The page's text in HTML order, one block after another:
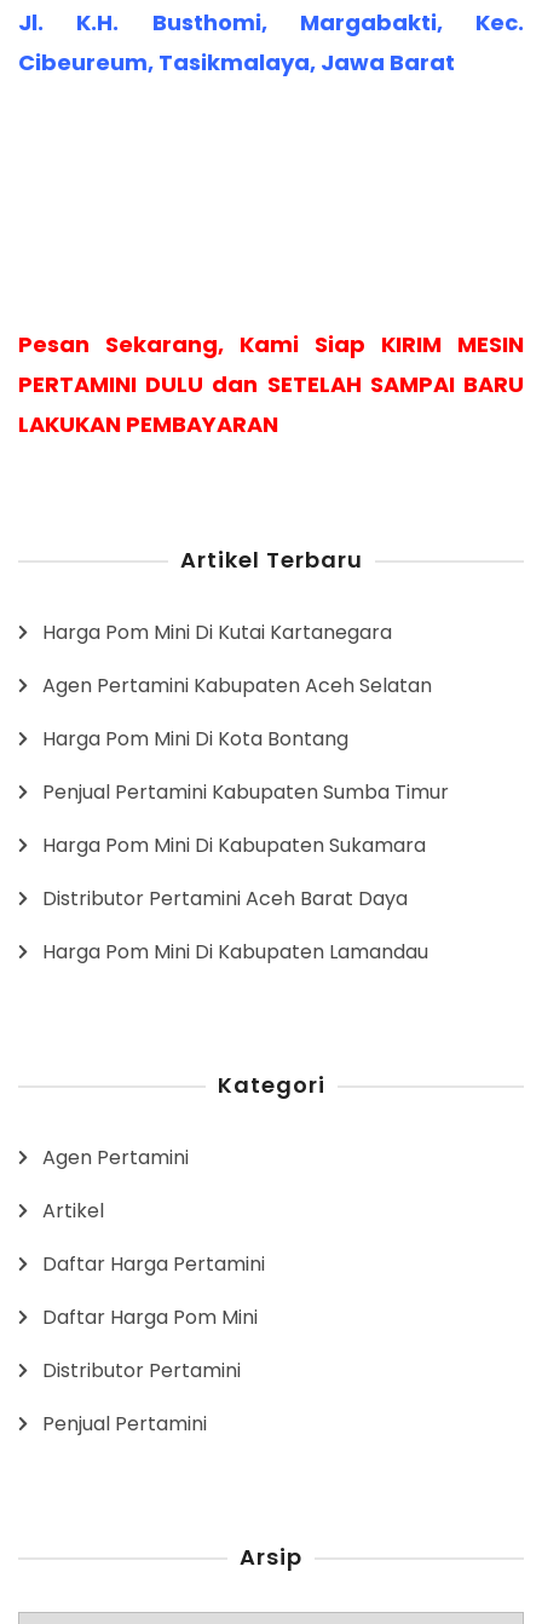
Jl. K.H. Busthomi, Margabakti, Kec.
Cibeureum, Tasikmalaya, Jawa Barat
Pesan Sekarang, Kami Siap KIRIM MESIN
PERTAMINI DULU dan SETELAH SAMPAI BARU
LAKUKAN PEMBAYARAN
Artikel Terbaru
Harga Pom Mini Di Kutai Kartanegara
Agen Pertamini Kabupaten Aceh Selatan
Harga Pom Mini Di Kota Bontang
Penjual Pertamini Kabupaten Sumba Timur
Harga Pom Mini Di Kabupaten Sukamara
Distributor Pertamini Aceh Barat Daya
Harga Pom Mini Di Kabupaten Lamandau
Kategori
Agen Pertamini
Artikel
Daftar Harga Pertamini
Daftar Harga Pom Mini
Distributor Pertamini
Penjual Pertamini
Arsip